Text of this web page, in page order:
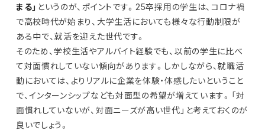
まる」 というのが、ポイントです。25卒採用の学生は、コロナ禍
で高校時代が始まり、大学生活においても様々な行動制限が
ある中で、就活を迎えた世代です。
そのため、学校生活やアルバイト経験でも、以前の学生に比べ
て対面慣れしていない傾向があります。しかしながら、就職活
動においては、よりリアルに企業を体験・体感したいということ
で、インターンシップなども対面型の希望が増えています。「対
面慣れしていないが、対面ニーズが高い世代」と考えておくのが
良いでしょう。